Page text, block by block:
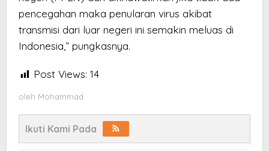
pencegahan maka penularan virus akibat
transmisi dari luar negeri ini semakin meluas di
Indonesia,” pungkasnya.
Post Views: 14
oleh Mohammad
Ikuti Kami Pada